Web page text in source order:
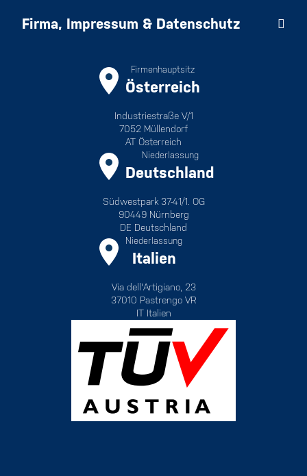
Firma, Impressum & Datenschutz
Firmenhauptsitz
Österreich
Industriestraße V/1
7052 Müllendorf
AT Österreich
Niederlassung
Deutschland
Südwestpark 37-41/1. OG
90449 Nürnberg
DE Deutschland
Niederlassung
Italien
Via dell'Artigiano, 23
37010 Pastrengo VR
IT Italien